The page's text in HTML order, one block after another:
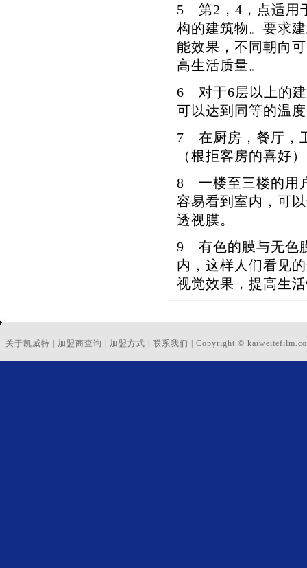
5 第2，4，点适用
构的建筑物。要求
能效果，不同朝向
高生活质量。
6 对于6层以上的建
可以达到同等的温
7 在厨房，餐厅，
（根拒客房的喜好
8 一楼至三楼的用
容易看到室内，可
透视膜。
9 有色的膜与无色
内，这样人们看见
视觉效果，提高生
关于凯威特 加盟商查询 加盟方式 联系我们 Copyright ©